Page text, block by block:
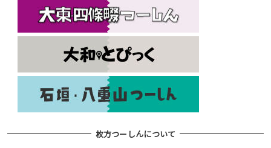
枚方つーしんについて